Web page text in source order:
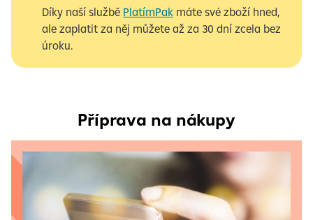
Díky naší službě PlatímPak máte své zboží hned,
ale zaplatit za něj můžete až za 30 dní zcela bez
úroku.
Příprava na nákupy